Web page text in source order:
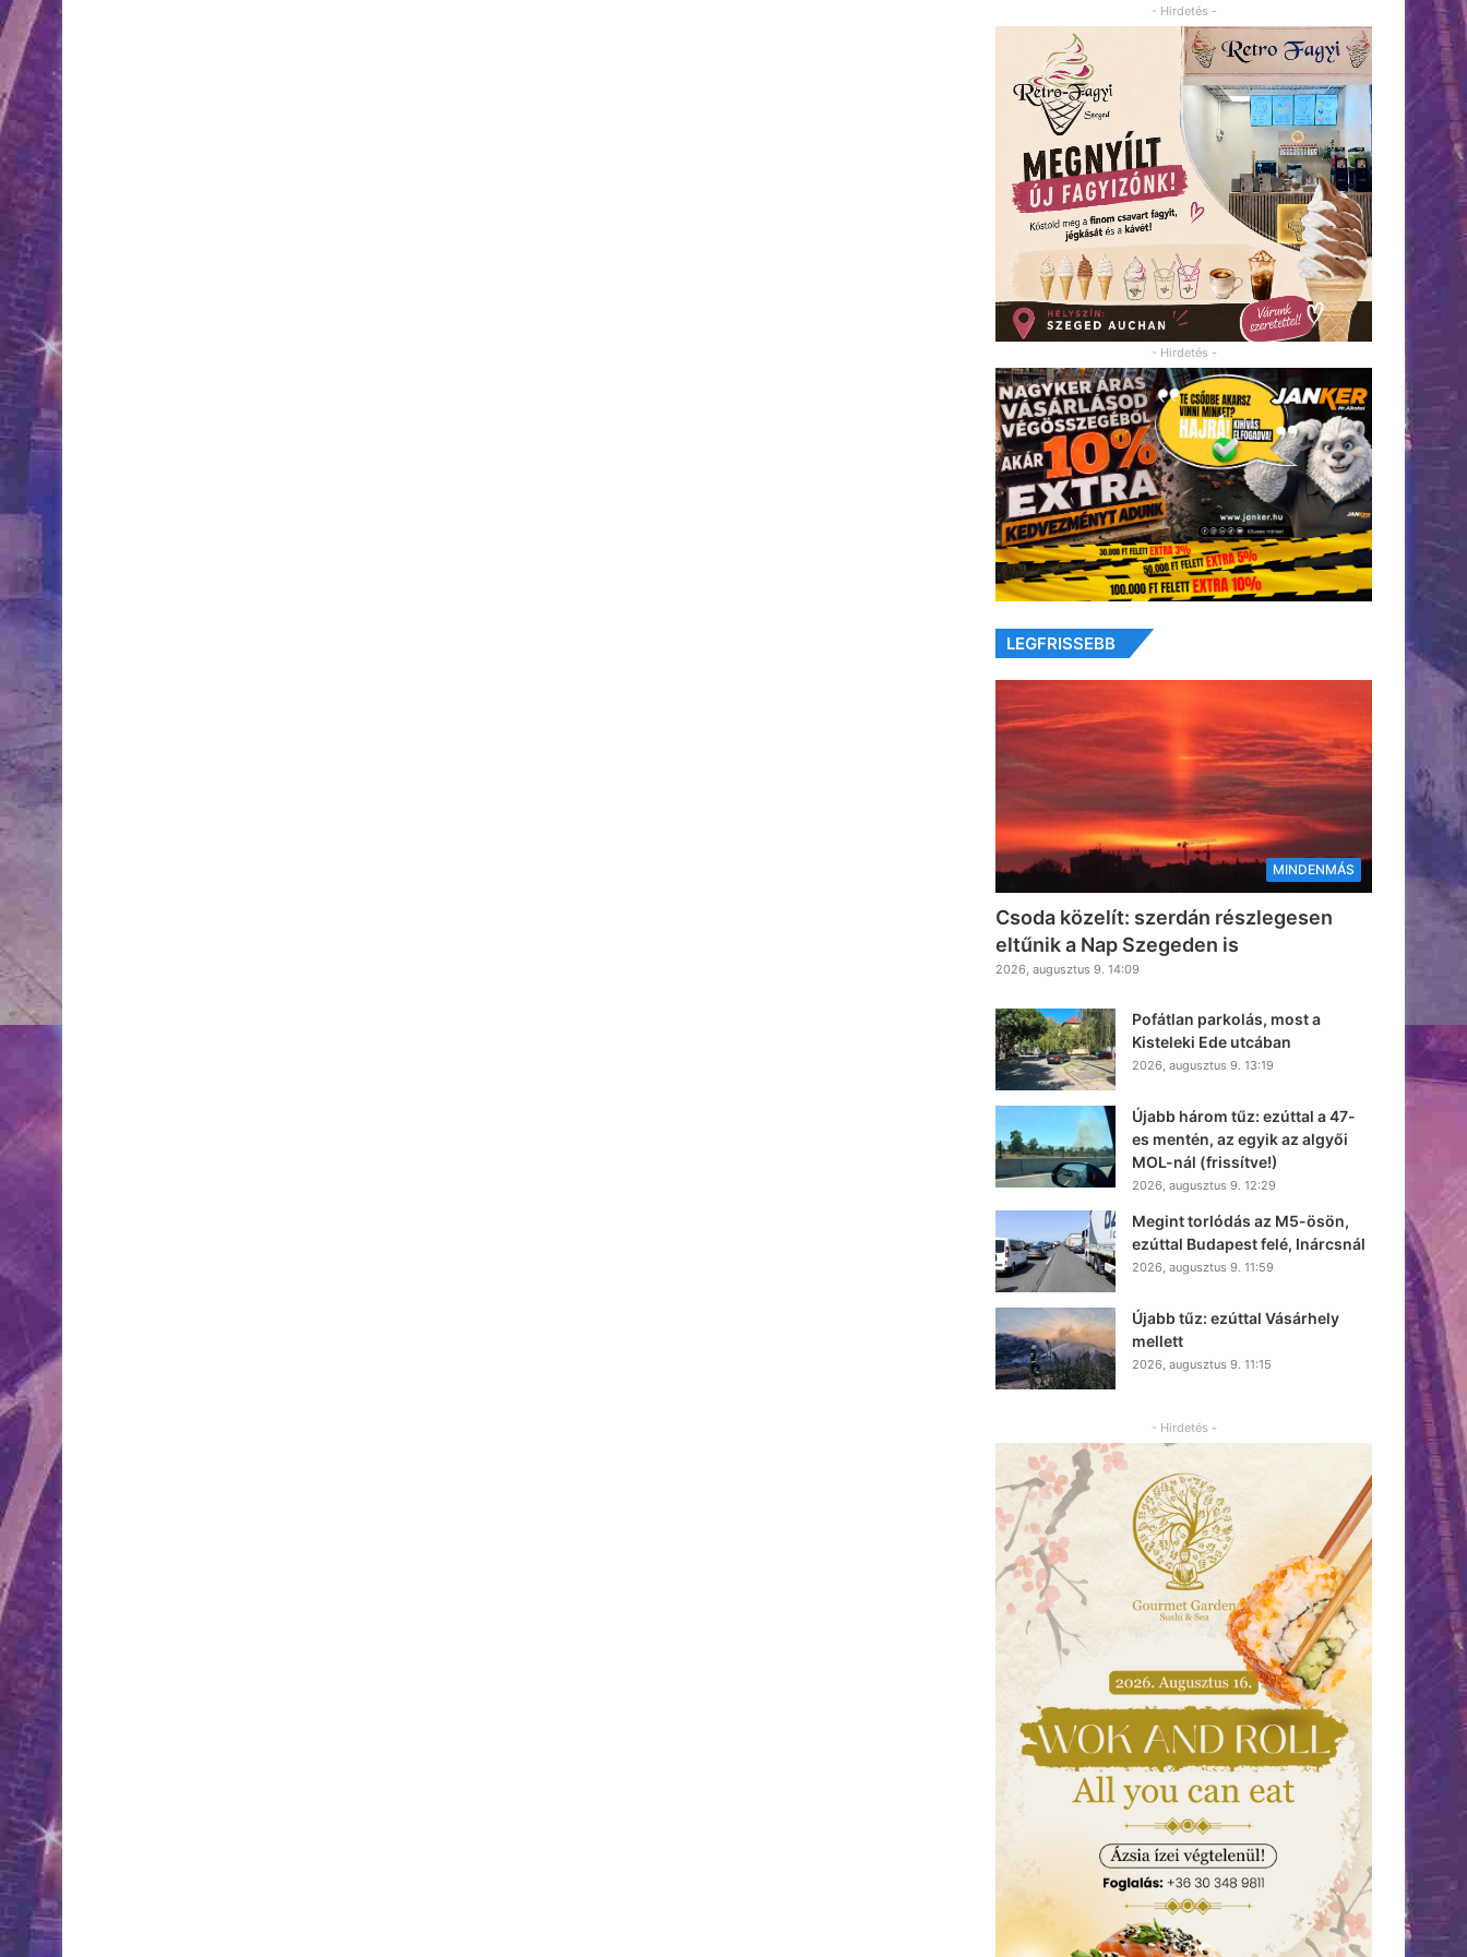
- Hirdetés -
- Hirdetés -
LEGFRISSEBB
MINDENMÁS
Csoda közelít: szerdán részlegesen
eltűnik a Nap Szegeden is
2026, augusztus 9. 14:09
Pofátlan parkolás, most a
Kisteleki Ede utcában
2026, augusztus 9. 13:19
Újabb három tűz: ezúttal a 47-
es mentén, az egyik az algyői
MOL-nál (frissítve!)
2026, augusztus 9. 12:29
Megint torlódás az M5-ösön,
ezúttal Budapest felé, Inárcsnál
2026, augusztus 9. 11:59
Újabb tűz: ezúttal Vásárhely
mellett
2026, augusztus 9. 11:15
- Hirdetés -